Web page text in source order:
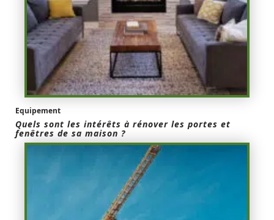
Equipement
Quels sont les intérêts à rénover les portes et
fenêtres de sa maison ?